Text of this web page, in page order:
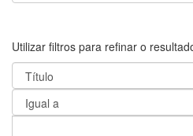
Utilizar filtros para refinar o